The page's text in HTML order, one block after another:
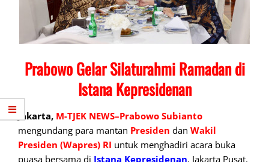
Prabowo Gelar Silaturahmi Ramadan di
Istana Kepresidenan
Jakarta, M-TJEK NEWS–Prabowo Subianto
mengundang para mantan Presiden dan Wakil
Presiden (Wapres) RI untuk menghadiri acara buka
puasa bersama di Istana Kepresidenan, Jakarta Pusat,